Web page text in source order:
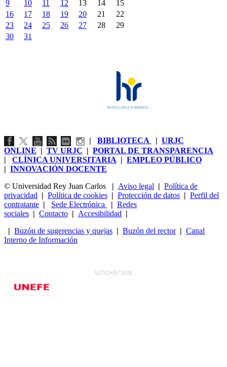
9
10 11 12 13 14
15
16
17 18 19 20 21
22
23
24 25 26 27 28
29
30
31
| BIBLIOTECA | URJC
ONLINE | TV URJC | PORTAL DE TRANSPARENCIA
| CLÍNICA UNIVERSITARIA | EMPLEO PÚBLICO
| INNOVACIÓN DOCENTE
© Universidad Rey Juan Carlos
| Aviso legal | Política de
privacidad | Política de cookies | Protección de datos | Perfil del
contratante | Sede Electrónica | Redes
sociales | Contacto | Accesibilidad |
| Buzón de sugerencias y quejas | Buzón del rector| Canal
Interno de Información